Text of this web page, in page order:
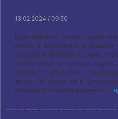
13.02.2024 / 09:50
През миналия сезон седем
влезе в плейофите. В
сложно и интересно.: ние,
осем мача и цялата борба
слънцето предстои.
труден (а други са в
Беларуси седем поредни пъти